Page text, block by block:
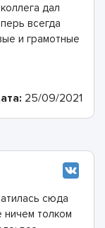
дал
всегда
и грамотные
25/09/2021
сюда
ничем толком